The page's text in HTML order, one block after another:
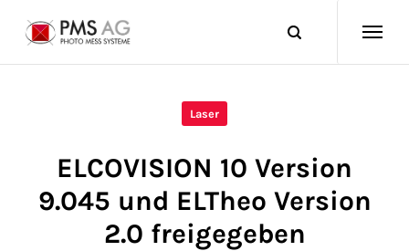
Laser
ELCOVISION 10 Version
9.045 und ELTheo Version
2.0 freigegeben